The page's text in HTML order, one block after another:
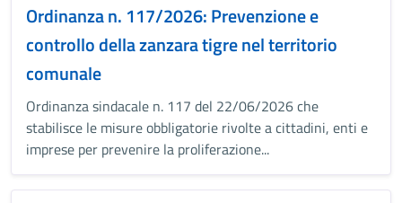
Ordinanza n. 117/2026: Prevenzione e
controllo della zanzara tigre nel territorio
comunale
Ordinanza sindacale n. 117 del 22/06/2026 che
stabilisce le misure obbligatorie rivolte a cittadini, enti e
imprese per prevenire la proliferazione...